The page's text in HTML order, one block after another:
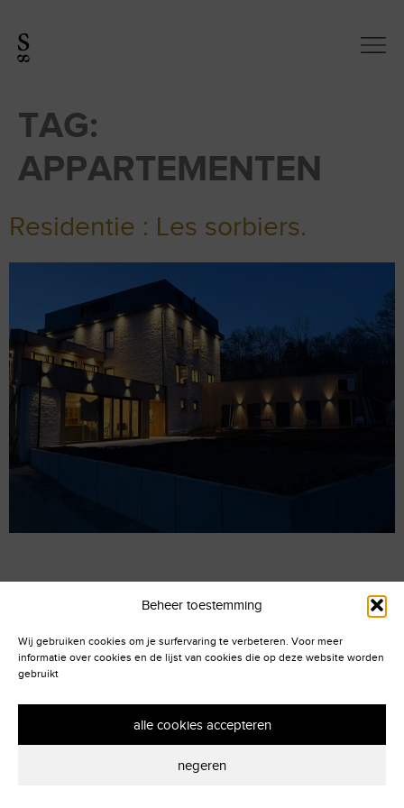
Beheer toestemming
Wij gebruiken cookies om je surfervaring te verbeteren. Voor meer
informatie over cookies en de lijst van cookies die op deze website worden
gebruikt
alle cookies accepteren
negeren
TAG:
APPARTEMENTEN
Residentie : Les sorbiers.